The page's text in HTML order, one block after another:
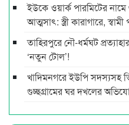
ইউকে ওয়ার্ক পারমিটের
আত্মসাৎ: স্ত্রী কারাগারে,
তাহিরপুরে নৌ-ধর্মঘট
‘নতুন টোল’!
খাদিমনগরে ইউপি সদস্যসহ
গুচ্ছগ্রামের ঘর দখলের